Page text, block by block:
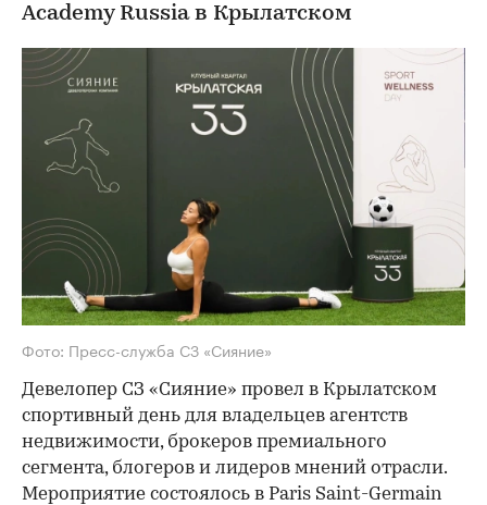
Academy Russia в Крылатском
Фото: Пресс-служба СЗ «Сияние»
Девелопер СЗ «Сияние» провел в Крылатском
спортивный день для владельцев агентств
недвижимости, брокеров премиального
сегмента, блогеров и лидеров мнений отрасли.
Мероприятие состоялось в Paris Saint-Germain